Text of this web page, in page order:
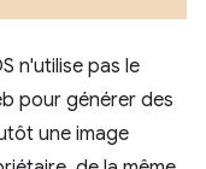
n'utilise pas le
pour générer des
une image